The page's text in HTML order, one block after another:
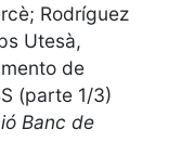
Rodríguez
Utesà,
de
(parte 1/3)
Banc de